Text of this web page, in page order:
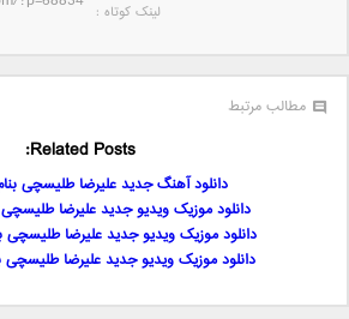
لینک کوتاه‌ :
مطالب مرتبط
Related Posts:
دانلود آهنگ جدید علیرضا طلیسچی
دانلود موزیک ویدیو جدید علیرضا
دانلود موزیک ویدیو جدید علیرضا طلیسچی
دانلود موزیک ویدیو جدید علیرضا طلیسچی